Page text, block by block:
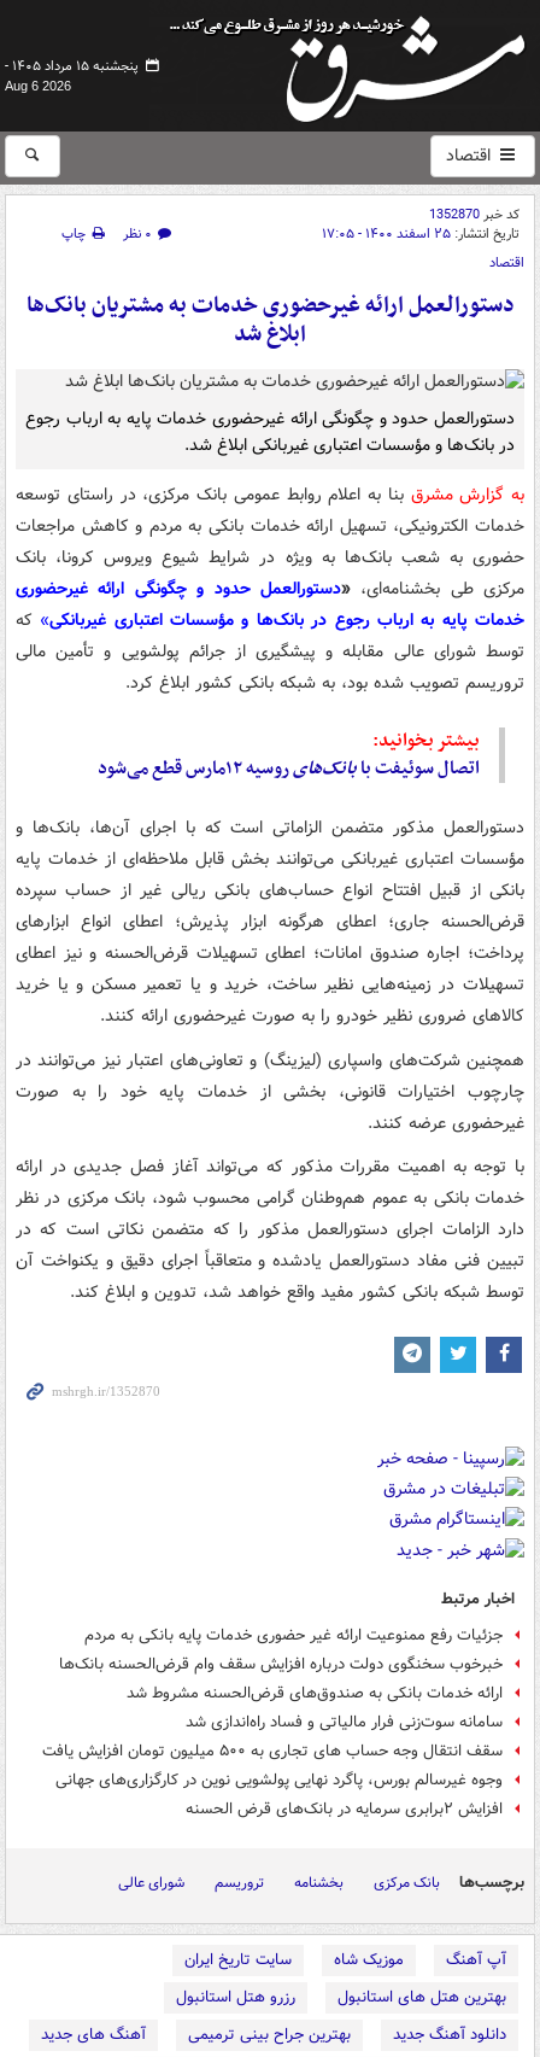
پنجشنبه ۱۵ مرداد ۱۴۰۵ -
Aug 6 2026
اقتصاد
کد خبر1352870
تاریخ انتشار: ۲۵ اسفند ۱۴۰۰ - ۱۷:۰۵ ۰ نظر
چاپ
اقتصاد
دستورالعمل ارائه غیرحضوری خدمات به مشتریان بانک‌ها
ابلاغ شد
دستورالعمل حدود و چگونگی ارائه غیرحضوری خدمات پایه به ارباب رجوع
در بانک‌ها و مؤسسات اعتباری غیربانکی ابلاغ شد.
به گزارش مشرقبنا به اعلام روابط عمومی بانک مرکزی، در راستای توسعه
خدمات الکترونیکی، تسهیل ارائه خدمات بانکی به مردم و کاهش مراجعات
حضوری به شعب بانک‌ها به ویژه در شرایط شیوع ویروس کرونا، بانک
مرکزی طی بخشنامه‌ای،«دستورالعمل حدود و چگونگی ارائه غیرحضوری
خدمات پایه به ارباب رجوع در بانک‌ها و مؤسسات اعتباری غیربانکی» که
توسط شورای عالی مقابله و پیشگیری از جرائم پولشویی و تأمین مالی
تروریسم تصویب شده بود، به شبکه بانکی کشور ابلاغ کرد.
بیشتر بخوانید:
اتصال سوئیفت بابانک‌هایروسیه ۱۲مارس قطع می‌شود
دستورالعمل مذکور متضمن الزاماتی است که با اجرای آن‌ها، بانک‌ها و
مؤسسات اعتباری غیربانکی می‌توانند بخش قابل ملاحظه‌ای از خدمات پایه
بانکی از قبیل افتتاح انواع حساب‌های بانکی ریالی غیر از حساب سپرده
قرض‌الحسنه جاری؛ اعطای هرگونه ابزار پذیرش؛ اعطای انواع ابزارهای
پرداخت؛ اجاره صندوق امانات؛ اعطای تسهیلات قرض‌الحسنه و نیز اعطای
تسهیلات در زمینه‌هایی نظیر ساخت، خرید و یا تعمیر مسکن و یا خرید
کالاهای ضروری نظیر خودرو را به صورت غیرحضوری ارائه کنند.
همچنین شرکت‌های واسپاری (لیزینگ) و تعاونی‌های اعتبار نیز می‌توانند در
چارچوب اختیارات قانونی، بخشی از خدمات پایه خود را به صورت
غیرحضوری عرضه کنند.
با توجه به اهمیت مقررات مذکور که می‌تواند آغاز فصل جدیدی در ارائه
خدمات بانکی به عموم هم‌وطنان گرامی محسوب شود، بانک مرکزی در نظر
دارد الزامات اجرای دستورالعمل مذکور را که متضمن نکاتی است که در
تبیین فنی مفاد دستورالعمل یادشده و متعاقباً اجرای دقیق و یکنواخت آن
توسط شبکه بانکی کشور مفید واقع خواهد شد، تدوین و ابلاغ کند.
اخبار مرتبط
جزئیات رفع ممنوعیت ارائه غیر حضوری خدمات پایه بانکی به مردم
خبرخوب سخنگوی دولت درباره افزایش سقف وام قرض‌الحسنه بانک‌ها
ارائه خدمات بانکی به صندوق‌های قرض‌الحسنه مشروط شد
سامانه سوت‌زنی فرار مالیاتی و فساد راه‌اندازی شد
سقف انتقال وجه حساب های تجاری به ۵۰۰ میلیون تومان افزایش یافت
وجوه غیرسالم بورس، پاگرد نهایی پولشویی نوین در کارگزاری‌های جهانی
افزایش ٢برابری سرمایه در بانک‌های قرض الحسنه
برچسب‌ها بانک مرکزی بخشنامه تروریسم شورای عالی
آپ آهنگ موزیک شاه
سایت تاریخ ایران
بهترین هتل های استانبول
رزرو هتل استانبول
دانلود آهنگ جدید
بهترین جراح بینی ترمیمی
آهنگ های جدید